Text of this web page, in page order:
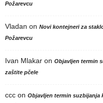
Požarevcu
Vladan on Novi kontejneri za
Požarevcu
Ivan Mlakar on Objavljen termin
zaštite pčele
ccc on Objavljen termin suzbijanja